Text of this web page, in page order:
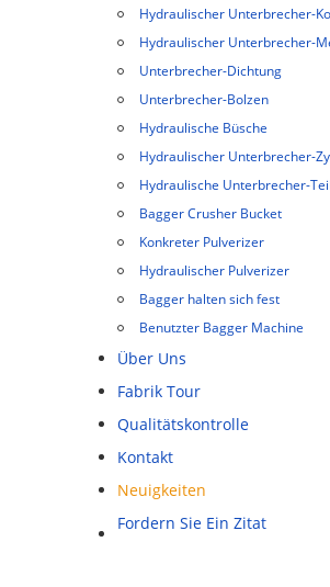
Hydraulischer Unterbrecher-
Hydraulischer Unterbrecher-
Unterbrecher-Dichtung
Unterbrecher-Bolzen
Hydraulische Büsche
Hydraulischer Unterbrecher-
Hydraulische Unterbrecher-
Bagger Crusher Bucket
Konkreter Pulverizer
Hydraulischer Pulverizer
Bagger halten sich fest
Benutzter Bagger Machine
Über Uns
Fabrik Tour
Qualitätskontrolle
Kontakt
Neuigkeiten
Fordern Sie Ein Zitat